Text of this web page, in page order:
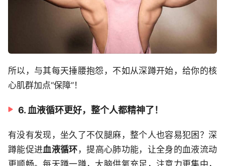
所以，与其每天捶腰抱怨，不如从深蹲开始，给你的核
心肌群加点“保障”！
6. 血液循环更好，整个人都精神了！
有没有发现，坐久了不仅腿麻，整个人也容易犯困？深
蹲能促进血液循环 ，提高心肺功能，让全身的血液流动
更顺畅。每天蹲一蹲，大脑供氧充足，注意力更集中，